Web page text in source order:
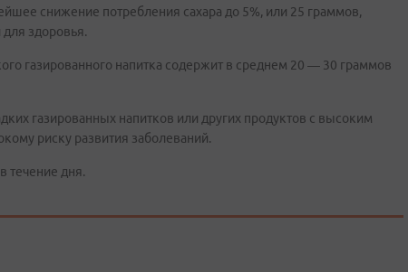
снижение потребления сахара до 5%, или 25 граммов,
здоровья.
газированного напитка содержит в среднем 20 — 30 граммов
газированных напитков или других продуктов с высоким
риску развития заболеваний.
течение дня.